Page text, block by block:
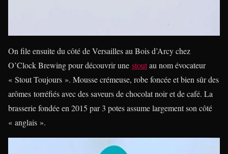
On file ensuite du côté de Versailles au Bois d’Arcy chez
O’Clock Brewing pour découvrir une stoutau nom évocateur
« Stout Toujours ». Mousse crémeuse, robe foncée et bien sûr des
arômes torréfiés avec des saveurs de chocolat noir et de café. La
brasserie fondée en 2015 par 3 potes assume largement son côté
« anglais ».